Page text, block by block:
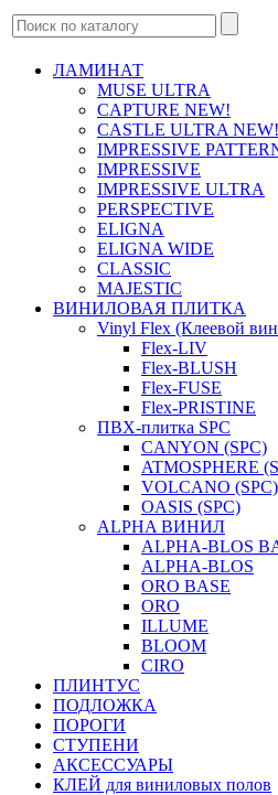
ЛАМИНАТ
MUSE ULTRA
CAPTURE NEW!
CASTLE ULTRA NEW!
IMPRESSIVE
IMPRESSIVE
IMPRESSIVE ULTRA
PERSPECTIVE
ELIGNA
ELIGNA WIDE
CLASSIC
MAJESTIC
ВИНИЛОВАЯ ПЛИТКА
Vinyl Flex (Клеевой
Flex-LIV
Flex-BLUSH
Flex-FUSE
Flex-PRISTINE
ПВХ-плитка SPC
CANYON (SPC)
ATMOSPHERE
VOLCANO (SPC)
OASIS (SPC)
ALPHA ВИНИЛ
ALPHA-BLOS
ALPHA-BLOS
ORO BASE
ORO
ILLUME
BLOOM
CIRO
ПЛИНТУС
ПОДЛОЖКА
ПОРОГИ
СТУПЕНИ
АКСЕССУАРЫ
КЛЕЙ для виниловых полов